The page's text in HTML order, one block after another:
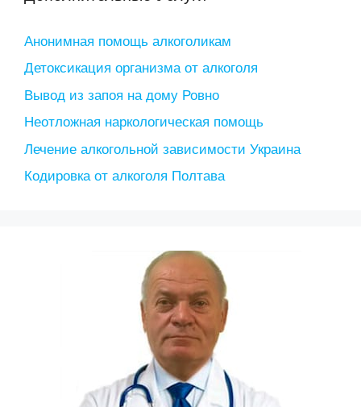
Анонимная помощь алкоголикам
Детоксикация организма от алкоголя
Вывод из запоя на дому Ровно
Неотложная наркологическая помощь
Лечение алкогольной зависимости Украина
Кодировка от алкоголя Полтава